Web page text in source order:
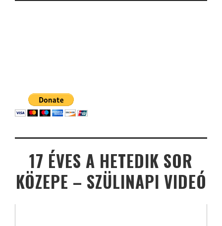
17 ÉVES A HETEDIK SOR
KÖZEPE – SZÜLINAPI VIDEÓ